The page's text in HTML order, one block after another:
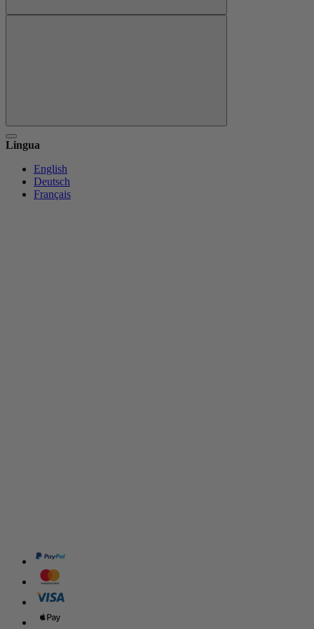
Lingua
English
Deutsch
Français